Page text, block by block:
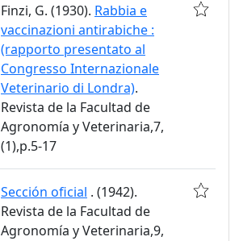
Finzi, G. (1930). Rabbia e
vaccinazioni antirabiche :
(rapporto presentato al
Congresso Internazionale
Veterinario di Londra).
Revista de la Facultad de
Agronomía y Veterinaria,7,
(1),p.5-17
Sección oficial . (1942).
Revista de la Facultad de
Agronomía y Veterinaria,9,